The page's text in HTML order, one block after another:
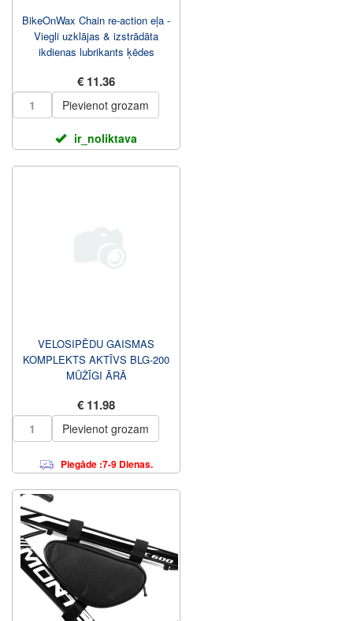
BikeOnWax Chain re-action eļa -
Viegli uzklājas & izstrādāta
ikdienas lubrikants ķēdes
€ 11.36
Pievienot grozam
ir_noliktava
VELOSIPĒDU GAISMAS
KOMPLEKTS AKTĪVS BLG-200
MŪŽĪGI ĀRĀ
€ 11.98
Pievienot grozam
Piegāde :7-9 Dienas.